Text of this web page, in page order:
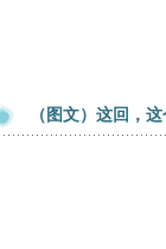
（图文）这回，